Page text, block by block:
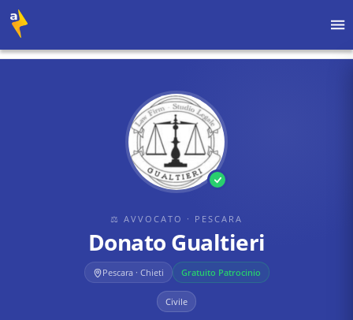
⚖ AVVOCATO · PESCARA
Donato Gualtieri
Pescara · Chieti Gratuito Patrocinio
Civile